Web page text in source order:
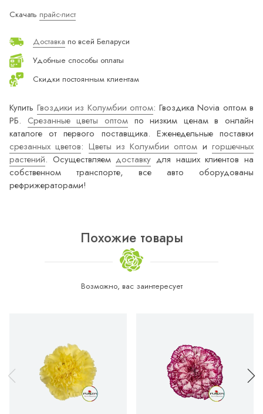
Скачать прайс-лист
Доставка по всей Беларуси
Удобные способы оплаты
Скидки постоянным клиентам
Купить Гвоздики из Колумбии оптом: Гвоздика Novia оптом в
РБ. Срезанные цветы оптомпо низким ценам в онлайн
каталоге от первого поставщика. Еженедельные поставки
срезанных цветов: Цветы из Колумбии оптом игоршечных
растений. Осуществляемдоставку для наших клиентов на
собственном транспорте, все авто оборудованы
рефрижераторами!
Похожие товары
Возможно, вас заинтересует